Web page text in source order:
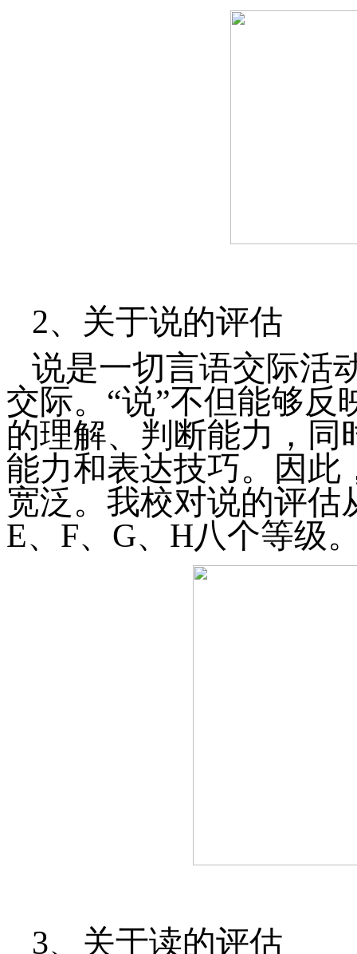
2、 关于说的评估
说是一切言语交际活
交际。“说”不但能够反
的理解、判断能力，同
能力和表达技巧。因此
宽泛。我校对说的评估
E、 F、 G、 H八个等级
3、 关于读的评估